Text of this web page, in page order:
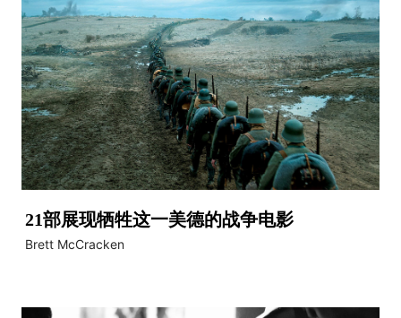
21部展现牺牲这一美德的战争电影
Brett McCracken